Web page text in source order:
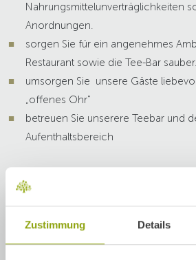
Zustimmung Details
Nahrungsmittelunverträglichkeiten
Anordnungen.
sorgen Sie für ein angenehmes
Restaurant sowie die Tee-Bar sauber.
umsorgen Sie unsere Gäste
„offenes Ohr"
betreuen Sie unserere Teebar und
Aufenthaltsbereich
Was wir uns von unserem
Teammitglied wünschen
Ihre Qualifikationen